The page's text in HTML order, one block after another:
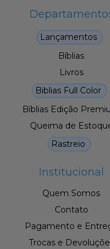
Lançamentos
Bíblias
Livros
Biblias Full Color
Bíblias Edição
Queima de
Rastreio
Institucional
Quem Somos
Contato
Pagamento e
Trocas e